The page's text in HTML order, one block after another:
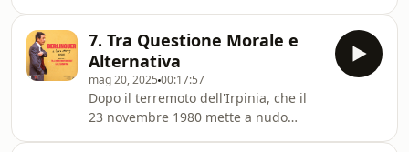
e vogliono continuare a lottare per
una società diversa da quella attuale?
Attraverso alcuni suoi discorsi e le
opinioni degli intervistati, emerge
una base solida per il futuro
dell&#39;Italia e
7. Tra Questione Morale e
Alternativa
mag 20, 2025 00:17:57
Dopo il terremoto dell'Irpinia, che il
23 novembre 1980 mette a nudo